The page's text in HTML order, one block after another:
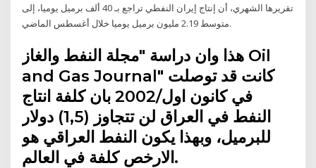
تقريرها الشهري، أن إنتاج إيران النفطي تراجع بـ 40 ألف برميل يوميا، إلى
متوسط 2.19 مليون برميل يوميا خلال أغسطس الماضي.
هذا وان دراسة "مجلة النفط والغاز Oil
and Gas Journal" كانت قد توصلت
في كانون اول/2002 بان كلفة انتاج
النفط في العراق لن تتجاوز (1,5) دولار
للبرميل، وبهذا يكون النفط العراقي هو
الارخص كلفة في العالم.